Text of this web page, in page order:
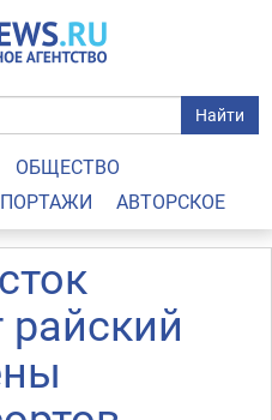
Найти
ОБЩЕСТВО
АВТОРСКОЕ